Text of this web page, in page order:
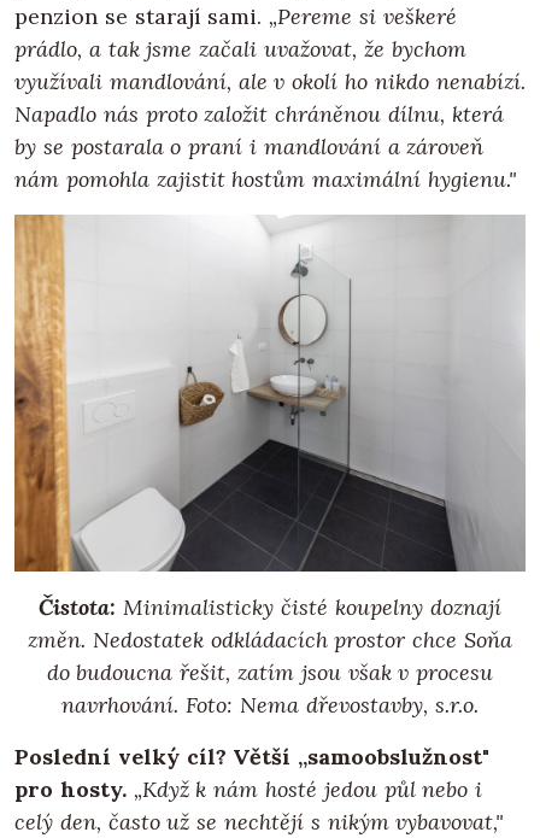
penzion se starají sami. „Pereme si veškeré
prádlo, a tak jsme začali uvažovat, že bychom
využívali mandlování, ale v okolí ho nikdo nenabízí.
Napadlo nás proto založit chráněnou dílnu, která
by se postarala o praní i mandlování a zároveň
nám pomohla zajistit hostům maximální hygienu."
Čistota: Minimalisticky čisté koupelny doznají
změn. Nedostatek odkládacích prostor chce Soňa
do budoucna řešit, zatím jsou však v procesu
navrhování. Foto: Nema dřevostavby, s.r.o.
Poslední velký cíl? Větší „samoobslužnost"
pro hosty.„Když k nám hosté jedou půl nebo i
celý den, často už se nechtějí s nikým vybavovat,"